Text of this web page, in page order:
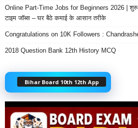
Online Part-Time Jobs for Beginners 2026 |
टाइम जॉब्स – घर बैठे कमाई के आसान तरीके
Congratulations on 10K Followers :
2018 Question Bank 12th History MCQ
Bihar Board 10th 12th App